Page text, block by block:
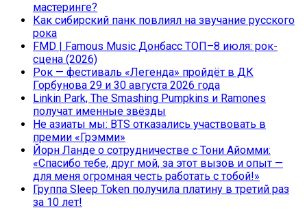
мастеринге?
Как сибирский панк повлиял на звучание русского
рока
FMD | Famous Music Донбасс ТОП–8 июля: рок-
сцена (2026)
Рок — фестиваль «Легенда» пройдёт в ДК
Горбунова 29 и 30 августа 2026 года
Linkin Park, The Smashing Pumpkins и Ramones
получат именные звёзды
Не азиаты мы: BTS отказались участвовать в
премии «Грэмми»
Йорн Ланде о сотрудничестве с Тони Айомми:
«Спасибо тебе, друг мой, за этот вызов и опыт —
для меня огромная честь работать с тобой!»
Группа Sleep Token получила платину в третий раз
за 10 лет!